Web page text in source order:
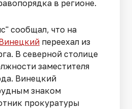
в регионе.
сообщал, что на
переехал из
В северной столице
заместителя
Винецкий
знаком
прокуратуры